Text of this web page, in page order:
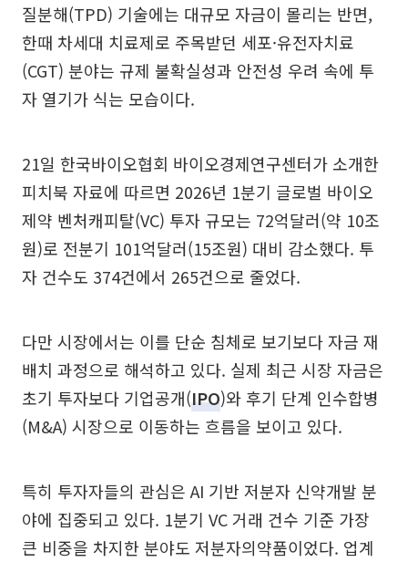
질분해(TPD) 기술에는 대규모 자금이 몰리는 반면,
한때 차세대 치료제로 주목받던 세포·유전자치료
(CGT) 분야는 규제 불확실성과 안전성 우려 속에 투
자 열기가 식는 모습이다.
21일 한국바이오협회 바이오경제연구센터가 소개한
피치북 자료에 따르면 2026년 1분기 글로벌 바이오
제약 벤처캐피탈(VC) 투자 규모는 72억달러(약 10조
원)로 전분기 101억달러(15조원) 대비 감소했다. 투
자 건수도 374건에서 265건으로 줄었다.
다만 시장에서는 이를 단순 침체로 보기보다 자금 재
배치 과정으로 해석하고 있다. 실제 최근 시장 자금은
초기 투자보다 기업공개(IPO)와 후기 단계 인수합병
(M&A) 시장으로 이동하는 흐름을 보이고 있다.
특히 투자자들의 관심은 AI 기반 저분자 신약개발 분
야에 집중되고 있다. 1분기 VC 거래 건수 기준 가장
큰 비중을 차지한 분야도 저분자의약품이었다. 업계